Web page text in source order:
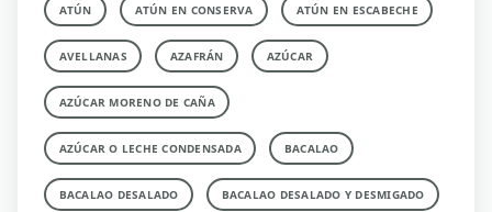
ATÚN ATÚN EN CONSERVA ATÚN EN ESCABECHE
AVELLANAS AZAFRÁN AZÚCAR
AZÚCAR MORENO DE CAÑA
AZÚCAR O LECHE CONDENSADA BACALAO
BACALAO DESALADO BACALAO DESALADO Y DESMIGADO